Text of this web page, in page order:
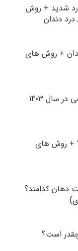
شدید + روش
دندان
+ روش های
سال 1403
+ روش های
دهان کدامند؟